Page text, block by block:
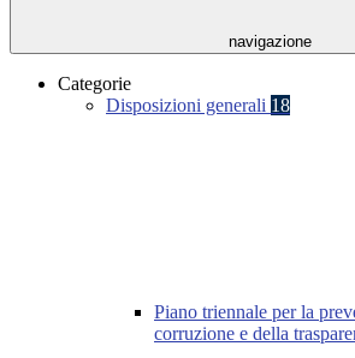
navigazione
Categorie
Disposizioni generali 18
Piano triennale per la
corruzione e della